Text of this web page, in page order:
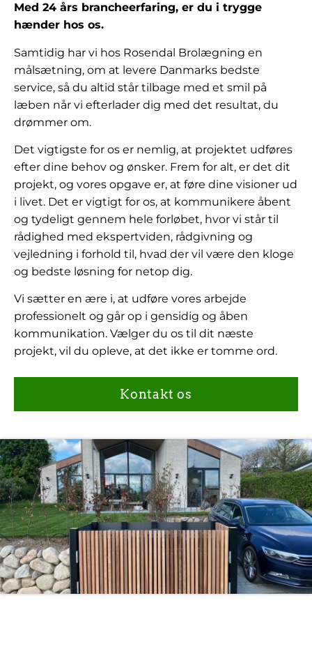
Med 24 års brancheerfaring, er du i trygge
hænder hos os.
Samtidig har vi hos Rosendal Brolægning en
målsætning, om at levere Danmarks bedste
service, så du altid står tilbage med et smil på
læben når vi efterlader dig med det resultat, du
drømmer om.
Det vigtigste for os er nemlig, at projektet udføres
efter dine behov og ønsker. Frem for alt, er det dit
projekt, og vores opgave er, at føre dine visioner ud
i livet. Det er vigtigt for os, at kommunikere åbent
og tydeligt gennem hele forløbet, hvor vi står til
rådighed med ekspertviden, rådgivning og
vejledning i forhold til, hvad der vil være den kloge
og bedste løsning for netop dig.
Vi sætter en ære i, at udføre vores arbejde
professionelt og går op i gensidig og åben
kommunikation. Vælger du os til dit næste
projekt, vil du opleve, at det ikke er tomme ord.
Kontakt os